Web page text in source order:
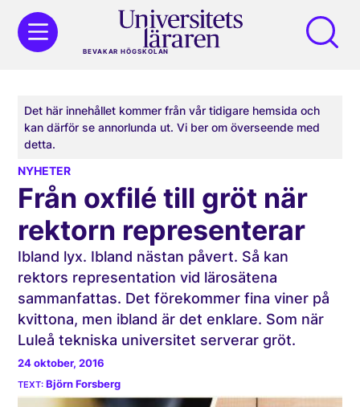
BEVAKAR HÖGSKOLAN
Det här innehållet kommer från vår tidigare hemsida och
kan därför se annorlunda ut. Vi ber om överseende med
detta.
NYHETER
Från oxfilé till gröt när
rektorn representerar
Ibland lyx. Ibland nästan påvert. Så kan
rektors representation vid lärosätena
sammanfattas. Det förekommer fina viner på
kvittona, men ibland är det enklare. Som när
Luleå tekniska universitet serverar gröt.
24 oktober, 2016
Björn Forsberg